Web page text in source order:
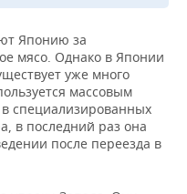
Японию за
мясо. Однако в Японии
уже много
массовым
специализированных
в последний раз она
после переезда в